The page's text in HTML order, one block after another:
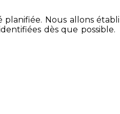
Nous allons
dès que possible.